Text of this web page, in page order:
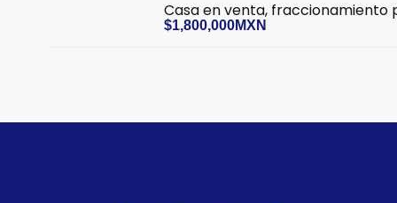
Casa en venta, fraccionamiento
$1,800,000MXN